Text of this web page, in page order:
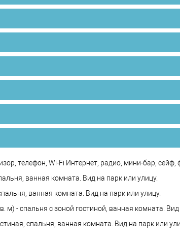
телефон, Wi-Fi Интернет, радио, мини-бар, сейф,
ванная комната. Вид на парк или улицу.
ванная комната. Вид на парк или улицу.
м) - спальня с зоной гостиной, ванная комната. Вид
спальня, ванная комната. Вид на парк или